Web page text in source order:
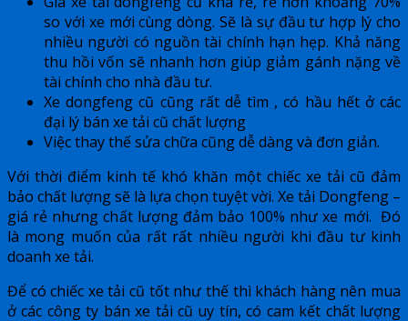
so với xe mới cùng dòng. Sẽ là sự đầu tư hợp lý cho
nhiều người có nguồn tài chính hạn hẹp. Khả năng
thu hồi vốn sẽ nhanh hơn giúp giảm gánh nặng về
tài chính cho nhà đầu tư.
Xe dongfeng cũ cũng rất dễ tìm , có hầu hết ở các
đại lý bán xe tải cũ chất lượng
Việc thay thế sửa chữa cũng dễ dàng và đơn giản.
Với thời điểm kinh tế khó khăn một chiếc xe tải cũ đảm
bảo chất lượng sẽ là lựa chọn tuyệt vời. Xe tải Dongfeng –
giá rẻ nhưng chất lượng đảm bảo 100% như xe mới. Đó
là mong muốn của rất rất nhiều người khi đầu tư kinh
doanh xe tải.
Để có chiếc xe tải cũ tốt như thế thì khách hàng nên mua
ở các công ty bán xe tải cũ uy tín, có cam kết chất lượng